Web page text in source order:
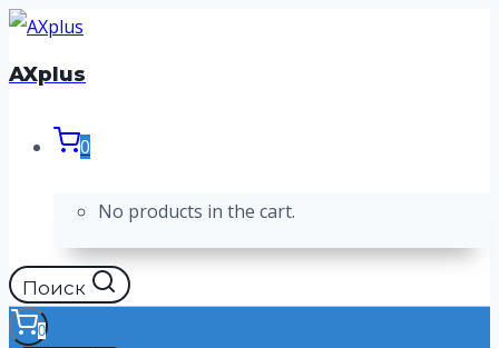
Перейти
к
AXplus
0
No products in the cart.
Поиск
0